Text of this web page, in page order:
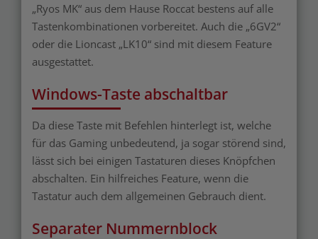
„Ryos MK“ aus dem Hause Roccat bestens auf alle
Tastenkombinationen vorbereitet. Auch die „6GV2“
oder die Lioncast „LK10“ sind mit diesem Feature
ausgestattet.
Windows-Taste abschaltbar
Da diese Taste mit Befehlen hinterlegt ist, welche
für das Gaming unbedeutend, ja sogar störend sind,
lässt sich bei einigen Tastaturen dieses Knöpfchen
abschalten. Ein hilfreiches Feature, wenn die
Tastatur auch dem allgemeinen Gebrauch dient.
Separater Nummernblock